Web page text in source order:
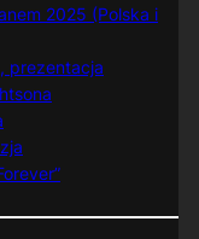
2025 (Polska i
prezentacja